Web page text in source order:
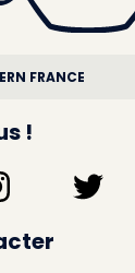
FRANCE
!